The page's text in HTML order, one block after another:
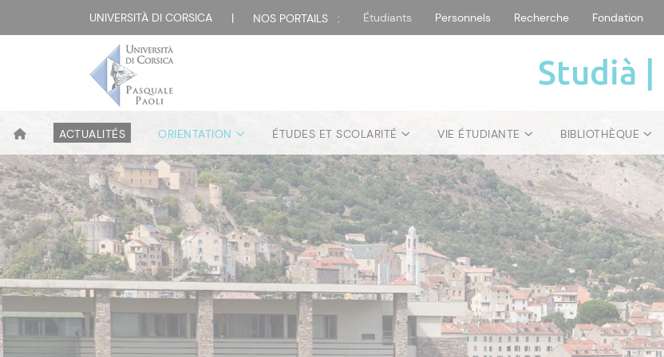
UNIVERSITÀ DI CORSICA | NOS PORTAILS : Étudiants Personnels Recherche Fondation
Studià |
ACTUALITÉS ORIENTATION ÉTUDES ET SCOLARITÉ VIE ÉTUDIANTE BIBLIOTHÈQUE